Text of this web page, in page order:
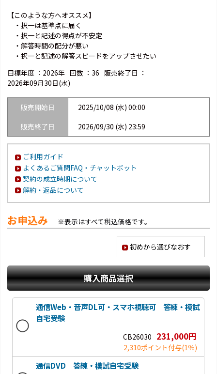
【このような方へオススメ】
・択一は基準点に届く
・択一と記述の得点が不安定
・解答時間の配分が悪い
・択一と記述の解答スピードをアップさせたい
目標年度 ： 2026年 回数 ： 36 販売終了日 ：
2026年09月30日(水)
販売開始日
2025/10/08 (水) 00:00
販売終了日
2026/09/30 (水) 23:59
ご利用ガイド
よくあるご質問FAQ・チャットボット
契約の成立時期について
解約・返品について
お申込み ※表示はすべて税込価格です。
初めから選びなおす
購入商品選択
通信Web・音声DL可・スマホ視聴可 答練・模試
自宅受験
CB26030 231,000円
2,310ポイント付与(1％)
通信DVD 答練・模試自宅受験